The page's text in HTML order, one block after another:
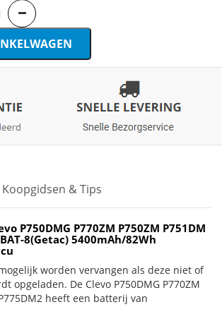
Koopgidsen & Tips
P750DMG P770ZM P750ZM P751DM
8(Getac) 5400mAh/82Wh
worden vervangen als deze niet of
opgeladen. De Clevo P750DMG P770ZM
heeft een batterij van